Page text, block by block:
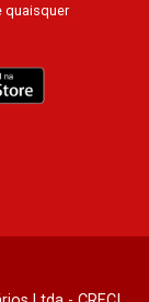
quaisquer